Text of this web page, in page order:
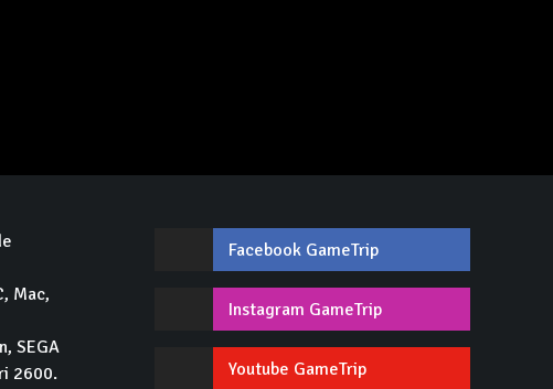
Mac,
SEGA
2600.
Facebook GameTrip
Instagram GameTrip
Youtube GameTrip